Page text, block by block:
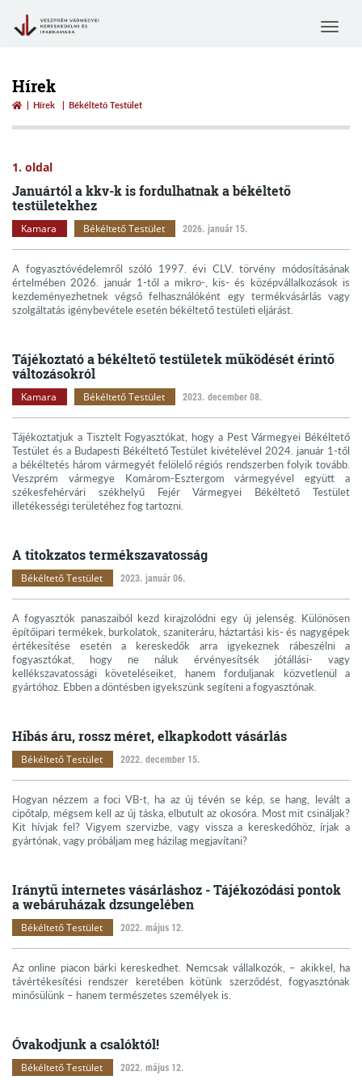
Toggle
Hírek
Hírek Békéltető Testület
1. oldal
Januártól a kkv-k is fordulhatnak a békéltető
testületekhez
Kamara Békéltető Testület 2026. január 15.
A fogyasztóvédelemről szóló 1997. évi CLV. törvény módosításának
értelmében 2026. január 1-től a mikro-, kis- és középvállalkozások is
kezdeményezhetnek végső felhasználóként egy termékvásárlás vagy
szolgáltatás igénybevétele esetén békéltető testületi eljárást.
Tájékoztató a békéltető testületek működését érintő
változásokról
Kamara Békéltető Testület 2023. december 08.
Tájékoztatjuk a Tisztelt Fogyasztókat, hogy a Pest Vármegyei Békéltető
Testület és a Budapesti Békéltető Testület kivételével 2024. január 1-től
a békéltetés három vármegyét felölelő régiós rendszerben folyik tovább.
Veszprém vármegye Komárom-Esztergom vármegyével együtt a
székesfehérvári székhelyű Fejér Vármegyei Békéltető Testület
illetékességi területéhez fog tartozni.
A titokzatos termékszavatosság
Békéltető Testület 2023. január 06.
A fogyasztók panaszaiból kezd kirajzolódni egy új jelenség. Különösen
építőipari termékek, burkolatok, szaniteráru, háztartási kis- és nagygépek
értékesítése esetén a kereskedők arra igyekeznek rábeszélni a
fogyasztókat, hogy ne náluk érvényesítsék jótállási- vagy
kellékszavatossági követeléseiket, hanem forduljanak közvetlenül a
gyártóhoz. Ebben a döntésben igyekszünk segíteni a fogyasztónak.
Hibás áru, rossz méret, elkapkodott vásárlás
Békéltető Testület 2022. december 15.
Hogyan nézzem a foci VB-t, ha az új tévén se kép, se hang, levált a
cipőtalp, mégsem kell az új táska, elbutult az okosóra. Most mit csináljak?
Kit hívjak fel? Vigyem szervizbe, vagy vissza a kereskedőhöz, írjak a
gyártónak, vagy próbáljam meg házilag megjavítani?
Iránytű internetes vásárláshoz - Tájékozódási pontok
a webáruházak dzsungelében
Békéltető Testület 2022. május 12.
Az online piacon bárki kereskedhet. Nemcsak vállalkozók, – akikkel, ha
távértékesítési rendszer keretében kötünk szerződést, fogyasztónak
minősülünk – hanem természetes személyek is.
Óvakodjunk a csalóktól!
Békéltető Testület 2022. május 12.